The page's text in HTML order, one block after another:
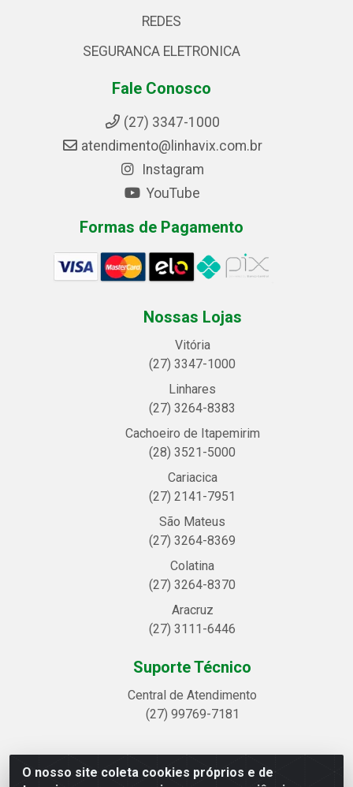
O nosso site coleta cookies próprios e de
REDES
SEGURANCA ELETRONICA
Fale Conosco
(27) 3347-1000
atendimento@linhavix.com.br
Instagram
YouTube
Formas de Pagamento
Nossas Lojas
Vitória
(27) 3347-1000
Linhares
(27) 3264-8383
Cachoeiro de Itapemirim
(28) 3521-5000
Cariacica
(27) 2141-7951
São Mateus
(27) 3264-8369
Colatina
(27) 3264-8370
Aracruz
(27) 3111-6446
Suporte Técnico
Central de Atendimento
(27) 99769-7181
Linhavix Distribuidora LTDA - Avenida Alegre, 2521 -